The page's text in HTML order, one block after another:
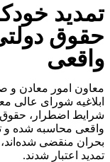
تمدید
حقوق
واقعی
معاون امور معادن
ابلاغیه شورای عالی
واقعی محاسبه شده و
تمدید اعتبار شدند.